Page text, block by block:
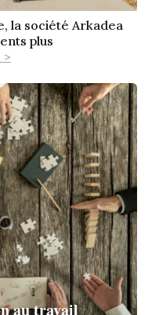
la société Arkadea
plus
au travail